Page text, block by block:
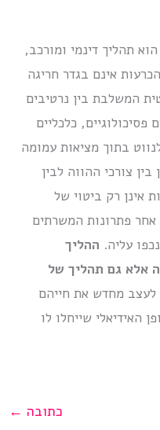
תהליך דינמי ומורכב,
אינם בגדר חריגה
המשלבת בין נרטיבים
כלכליים
בתוך מציאות עמומה
צורכי ההווה לבין
אינן רק ביטוי של
אחר פתרונות המשרתים
עליה. ההליך
אלא גם תהליך של
מחדש את חייהם
האידיאלי שייחלו לו
כתובה ←